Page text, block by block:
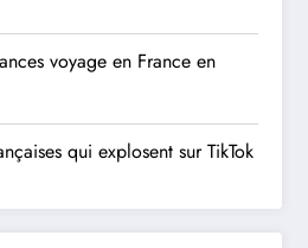
voyage en France en
qui explosent sur TikTok